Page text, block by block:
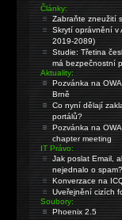
Články:
Zabraňte zneužití
Skrytí oprávnění v
2019-2089)
Studie: Třetina
má bezpečnostní
Aktuality:
Pozvánka na
Brně
Co nyní dělají
portálů?
Pozvánka na
chapter meeting
IT Právo:
Jak poslat Email,
nejednalo o spam?
Konverzace na
Uveřejnění cizích
Soubory:
Phoenix 2.5